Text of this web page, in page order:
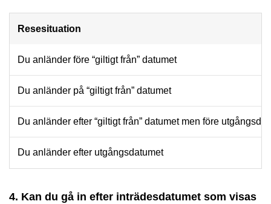
Resesituation
Du anländer före “giltigt från” datumet
Du anländer på “giltigt från” datumet
Du anländer efter “giltigt från” datumet men före
Du anländer efter utgångsdatumet
4. Kan du gå in efter inträdesdatumet som visas